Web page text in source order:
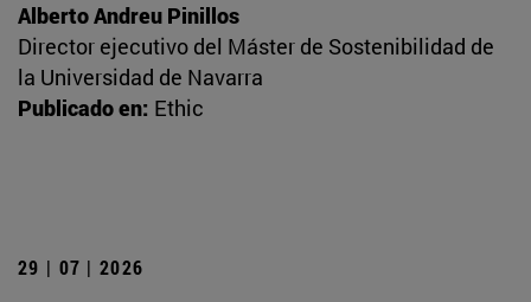
Alberto Andreu Pinillos
Director ejecutivo del Máster de Sostenibilidad de
la Universidad de Navarra
Publicado en: Ethic
29 | 07 | 2026